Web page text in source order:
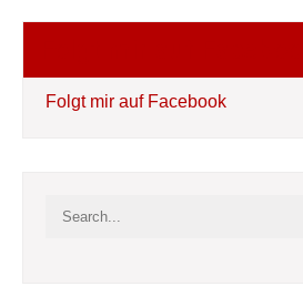
Folgt mir auf Facebook